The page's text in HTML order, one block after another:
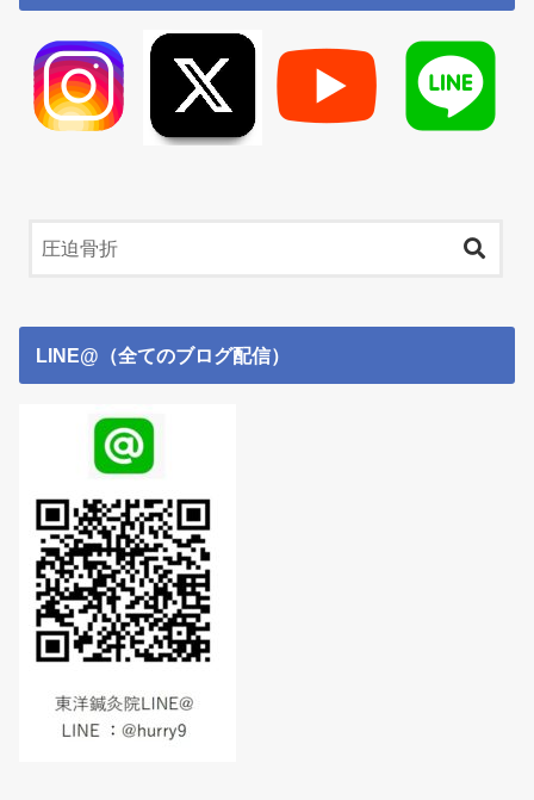
LINE@（全てのブログ配信）